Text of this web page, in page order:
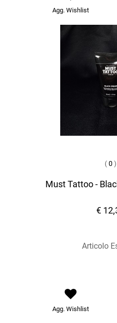
Agg. Wishlist
(0 )
Must Tattoo -
€
Articolo
Agg. Wishlist